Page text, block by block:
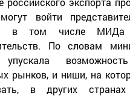
войти
в том числе МИДа
По словам
рынков, и ниши, на
в других